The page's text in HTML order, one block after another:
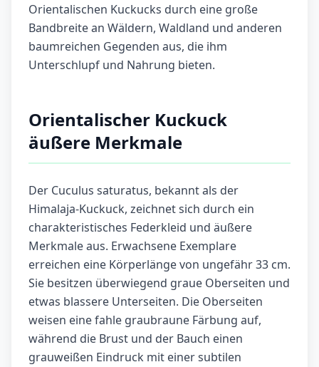
Orientalischen Kuckucks durch eine große
Bandbreite an Wäldern, Waldland und anderen
baumreichen Gegenden aus, die ihm
Unterschlupf und Nahrung bieten.
Orientalischer Kuckuck
äußere Merkmale
Der Cuculus saturatus, bekannt als der
Himalaja-Kuckuck, zeichnet sich durch ein
charakteristisches Federkleid und äußere
Merkmale aus. Erwachsene Exemplare
erreichen eine Körperlänge von ungefähr 33 cm.
Sie besitzen überwiegend graue Oberseiten und
etwas blassere Unterseiten. Die Oberseiten
weisen eine fahle graubraune Färbung auf,
während die Brust und der Bauch einen
grauweißen Eindruck mit einer subtilen